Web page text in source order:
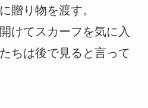
贈り物を渡す。
けてスカーフを気に入
ちは後で見ると言って